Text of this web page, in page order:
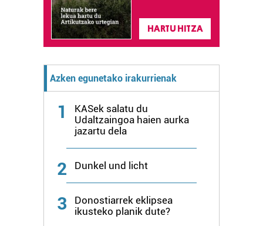
HARTU HITZA
Azken egunetako irakurrienak
1
KASek salatu du
Udaltzaingoa haien aurka
jazartu dela
2 Dunkel und licht
3
Donostiarrek eklipsea
ikusteko planik dute?